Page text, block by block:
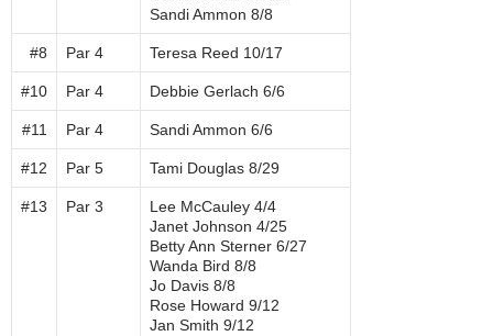
Sandi Ammon 8/8
#8 Par 4 Teresa Reed 10/17
#10 Par 4 Debbie Gerlach 6/6
#11 Par 4 Sandi Ammon 6/6
#12 Par 5 Tami Douglas 8/29
#13 Par 3
Lee McCauley 4/4
Janet Johnson 4/25
Betty Ann Sterner 6/27
Wanda Bird 8/8
Jo Davis 8/8
Rose Howard 9/12
Jan Smith 9/12